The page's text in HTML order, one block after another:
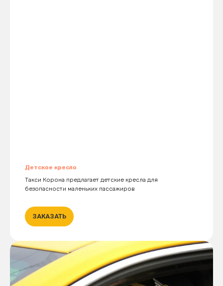
Детское кресло
Такси Корона предлагает детские кресла для
безопасности маленьких пассажиров
ЗАКАЗАТЬ